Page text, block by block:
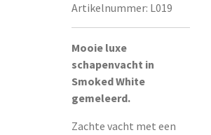
Artikelnummer: L019
Mooie luxe
schapenvacht in
Smoked White
gemeleerd.
Zachte vacht met een